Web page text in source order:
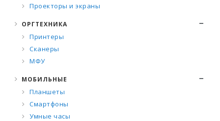
Проекторы и экраны
ОРГТЕХНИКА
Принтеры
Сканеры
МФУ
МОБИЛЬНЫЕ
Планшеты
Смартфоны
Умные часы